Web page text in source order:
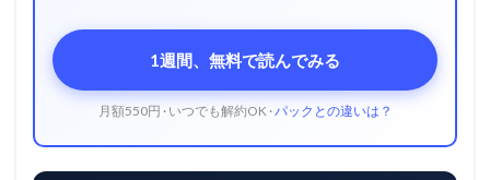
1週間、無料で読んでみる
月額550円 · いつでも解約OK · パックとの違いは？